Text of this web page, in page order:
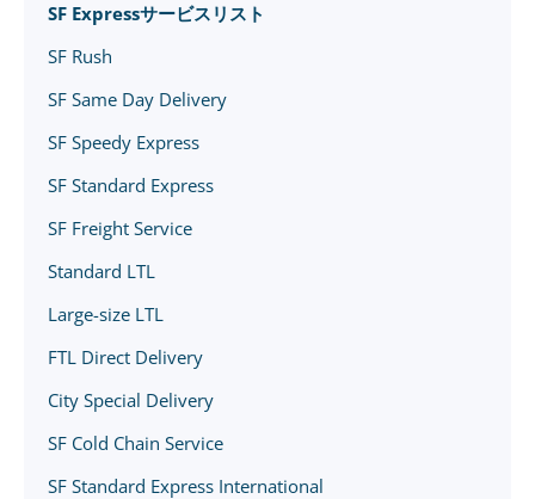
SF Expressサービスリスト
SF Rush
SF Same Day Delivery
SF Speedy Express
SF Standard Express
SF Freight Service
Standard LTL
Large-size LTL
FTL Direct Delivery
City Special Delivery
SF Cold Chain Service
SF Standard Express International